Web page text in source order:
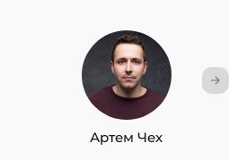
Артем Чех